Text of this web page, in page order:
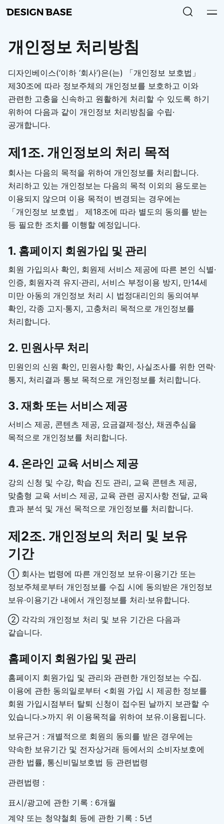
개인정보 처리방침
디자인베이스(‘이하 ‘회사’)은(는) 「개인정보 보호법」
제30조에 따라 정보주체의 개인정보를 보호하고 이와
관련한 고충을 신속하고 원활하게 처리할 수 있도록 하기
위하여 다음과 같이 개인정보 처리방침을 수립·
공개합니다.
제1조. 개인정보의 처리 목적
회사는 다음의 목적을 위하여 개인정보를 처리합니다.
처리하고 있는 개인정보는 다음의 목적 이외의 용도로는
이용되지 않으며 이용 목적이 변경되는 경우에는
「개인정보 보호법」 제18조에 따라 별도의 동의를 받는
등 필요한 조치를 이행할 예정입니다.
1. 홈페이지 회원가입 및 관리
회원 가입의사 확인, 회원제 서비스 제공에 따른 본인 식별·
인증, 회원자격 유지·관리, 서비스 부정이용 방지, 만14세
미만 아동의 개인정보 처리 시 법정대리인의 동의여부
확인, 각종 고지·통지, 고충처리 목적으로 개인정보를
처리합니다.
2. 민원사무 처리
민원인의 신원 확인, 민원사항 확인, 사실조사를 위한 연락·
통지, 처리결과 통보 목적으로 개인정보를 처리합니다.
3. 재화 또는 서비스 제공
서비스 제공, 콘텐츠 제공, 요금결제·정산, 채권추심을
목적으로 개인정보를 처리합니다.
4. 온라인 교육 서비스 제공
강의 신청 및 수강, 학습 진도 관리, 교육 콘텐츠 제공,
맞춤형 교육 서비스 제공, 교육 관련 공지사항 전달, 교육
효과 분석 및 개선 목적으로 개인정보를 처리합니다.
제2조. 개인정보의 처리 및 보유
기간
① 회사는 법령에 따른 개인정보 보유·이용기간 또는
정보주체로부터 개인정보를 수집 시에 동의받은 개인정보
보유·이용기간 내에서 개인정보를 처리·보유합니다.
② 각각의 개인정보 처리 및 보유 기간은 다음과
같습니다.
홈페이지 회원가입 및 관리
홈페이지 회원가입 및 관리와 관련한 개인정보는 수집.
이용에 관한 동의일로부터 <회원 가입 시 제공한 정보를
회원 가입시점부터 탈퇴 신청이 접수된 날까지 보관할 수
있습니다.>까지 위 이용목적을 위하여 보유.이용됩니다.
보유근거 : 개별적으로 회원의 동의를 받은 경우에는
약속한 보유기간 및 전자상거래 등에서의 소비자보호에
관한 법률, 통신비밀보호법 등 관련법령
관련법령 :
표시/광고에 관한 기록 : 6개월
계약 또는 청약철회 등에 관한 기록 : 5년